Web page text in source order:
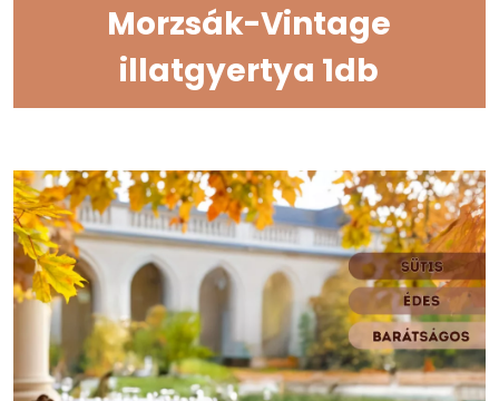
Morzsák-Vintage
illatgyertya 1db